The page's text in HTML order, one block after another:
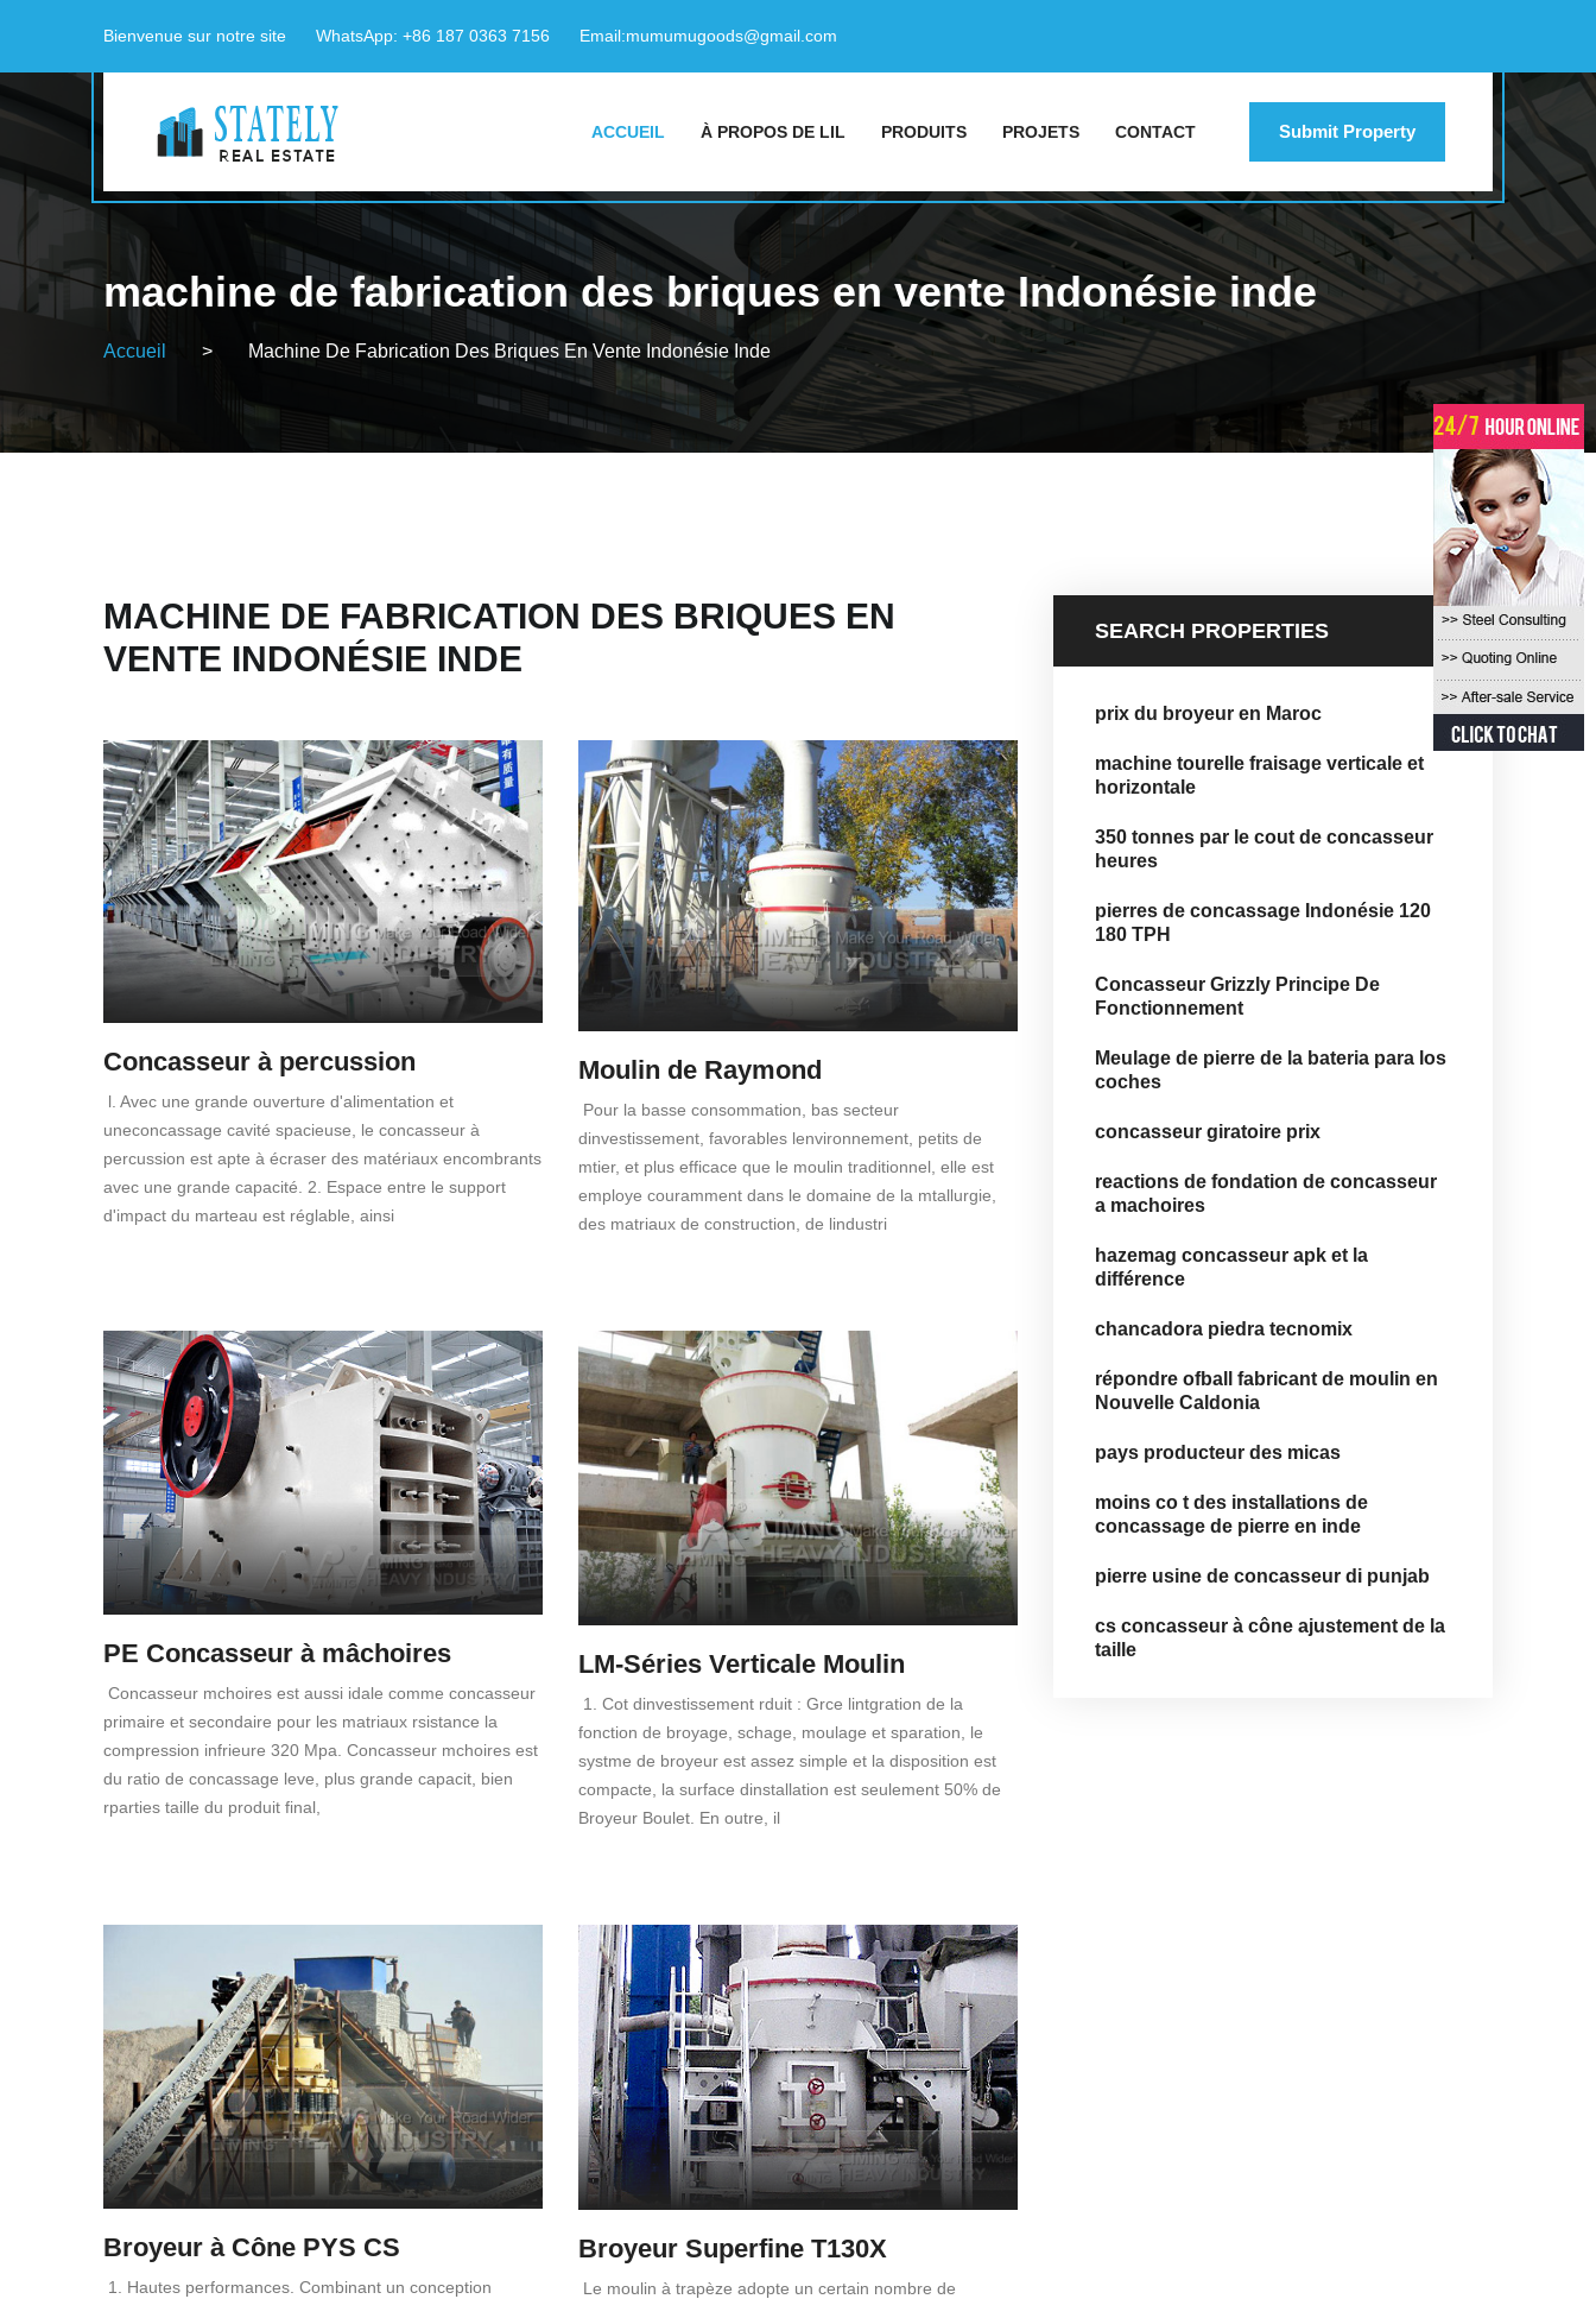
Bienvenue sur notre site WhatsApp: +86 187 0363 7156 Email:mumumugoods@gmail.com
ACCUEIL À PROPOS DE LIL PRODUITS PROJETS CONTACT Submit Property
machine de fabrication des briques en vente Indonésie inde
Accueil > Machine De Fabrication Des Briques En Vente Indonésie Inde
MACHINE DE FABRICATION DES BRIQUES EN
VENTE INDONÉSIE INDE
Concasseur à percussion
l. Avec une grande ouverture d'alimentation et
uneconcassage cavité spacieuse, le concasseur à
percussion est apte à écraser des matériaux encombrants
avec une grande capacité. 2. Espace entre le support
d'impact du marteau est réglable, ainsi
Moulin de Raymond
Pour la basse consommation, bas secteur
dinvestissement, favorables lenvironnement, petits de
mtier, et plus efficace que le moulin traditionnel, elle est
employe couramment dans le domaine de la mtallurgie,
des matriaux de construction, de lindustri
PE Concasseur à mâchoires
Concasseur mchoires est aussi idale comme concasseur
primaire et secondaire pour les matriaux rsistance la
compression infrieure 320 Mpa. Concasseur mchoires est
du ratio de concassage leve, plus grande capacit, bien
rparties taille du produit final,
LM-Séries Verticale Moulin
1. Cot dinvestissement rduit : Grce lintgration de la
fonction de broyage, schage, moulage et sparation, le
systme de broyeur est assez simple et la disposition est
compacte, la surface dinstallation est seulement 50% de
Broyeur Boulet. En outre, il
Broyeur à Cône PYS CS
1. Hautes performances. Combinant un conception
Broyeur Superfine T130X
Le moulin à trapèze adopte un certain nombre de
SEARCH PROPERTIES
prix du broyeur en Maroc
machine tourelle fraisage verticale et
horizontale
350 tonnes par le cout de concasseur
heures
pierres de concassage Indonésie 120
180 TPH
Concasseur Grizzly Principe De
Fonctionnement
Meulage de pierre de la bateria para los
coches
concasseur giratoire prix
reactions de fondation de concasseur
a machoires
hazemag concasseur apk et la
différence
chancadora piedra tecnomix
répondre ofball fabricant de moulin en
Nouvelle Caldonia
pays producteur des micas
moins co t des installations de
concassage de pierre en inde
pierre usine de concasseur di punjab
cs concasseur à cône ajustement de la
taille